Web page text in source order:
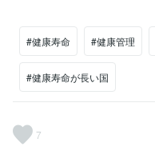
#健康寿命 #健康管理
#健康寿命が長い国
7